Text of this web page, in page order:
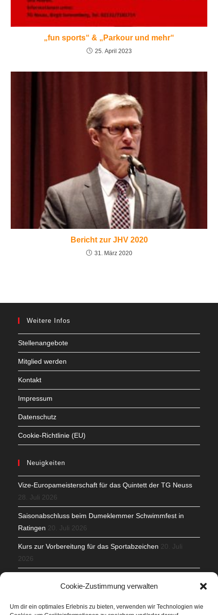
Cookie-Zustimmung verwalten
Um dir ein optimales Erlebnis zu bieten, verwenden wir Technologien wie
„fun sports“ & „Parkour und mehr“
25. April 2023
Bericht zur JHV 2020
31. März 2020
Weitere Infos
Stellenangebote
Mitglied werden
Kontakt
Impressum
Datenschutz
Cookie-Richtlinie (EU)
Neuigkeiten
Vize-Europameisterschaft für das Quintett der TG Neuss
28. Juli 2026
Saisonabschluss beim Dumeklemmer Schwimmfest in
Ratingen 20. Juli 2026
Kurs zur Vorbereitung für das Sportabzeichen 20. Juli
2026